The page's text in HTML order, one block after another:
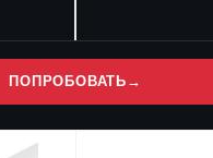
ПОПРОБОВАТЬ →